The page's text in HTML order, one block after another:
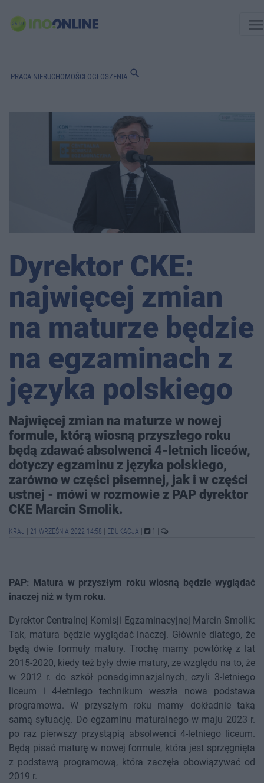
PRACA NIERUCHOMOŚCI OGŁOSZENIA search
Dyrektor CKE:
najwięcej zmian
na maturze będzie
na egzaminach z
języka polskiego
Najwięcej zmian na maturze w nowej
formule, którą wiosną przyszłego roku
będą zdawać absolwenci 4-letnich liceów,
dotyczy egzaminu z języka polskiego,
zarówno w części pisemnej, jak i w części
ustnej - mówi w rozmowie z PAP dyrektor
CKE Marcin Smolik.
KRAJ 21 WRZEŚNIA 2022 14:58 EDUKACJA 1
PAP: Matura w przyszłym roku wiosną będzie wyglądać
inaczej niż w tym roku.
Dyrektor Centralnej Komisji Egzaminacyjnej Marcin Smolik:
Tak, matura będzie wyglądać inaczej. Głównie dlatego, że
będą dwie formuły matury. Trochę mamy powtórkę z lat
2015-2020, kiedy też były dwie matury, ze względu na to, że
w 2012 r. do szkół ponadgimnazjalnych, czyli 3-letniego
liceum i 4-letniego technikum weszła nowa podstawa
programowa. W przyszłym roku mamy dokładnie taką
samą sytuację. Do egzaminu maturalnego w maju 2023 r.
po raz pierwszy przystąpią absolwenci 4-letniego liceum.
Będą pisać maturę w nowej formule, która jest sprzęgnięta
z podstawą programową, która zaczęła obowiązywać od
2019 r.